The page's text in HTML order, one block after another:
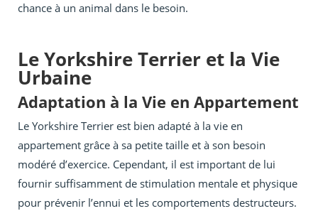
chance à un animal dans le besoin.
Le Yorkshire Terrier et la Vie
Urbaine
Adaptation à la Vie en Appartement
Le Yorkshire Terrier est bien adapté à la vie en
appartement grâce à sa petite taille et à son besoin
modéré d’exercice. Cependant, il est important de lui
fournir suffisamment de stimulation mentale et physique
pour prévenir l’ennui et les comportements destructeurs.